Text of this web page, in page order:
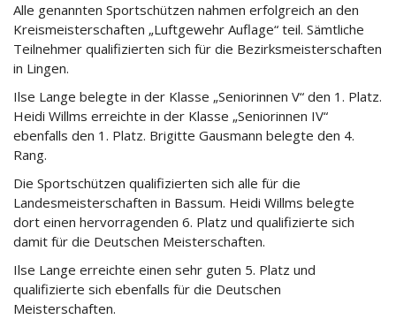
Alle genannten Sportschützen nahmen erfolgreich an den
Kreismeisterschaften „Luftgewehr Auflage“ teil. Sämtliche
Teilnehmer qualifizierten sich für die Bezirksmeisterschaften
in Lingen.
Ilse Lange belegte in der Klasse „Seniorinnen V“ den 1. Platz.
Heidi Willms erreichte in der Klasse „Seniorinnen IV“
ebenfalls den 1. Platz. Brigitte Gausmann belegte den 4.
Rang.
Die Sportschützen qualifizierten sich alle für die
Landesmeisterschaften in Bassum. Heidi Willms belegte
dort einen hervorragenden 6. Platz und qualifizierte sich
damit für die Deutschen Meisterschaften.
Ilse Lange erreichte einen sehr guten 5. Platz und
qualifizierte sich ebenfalls für die Deutschen
Meisterschaften.